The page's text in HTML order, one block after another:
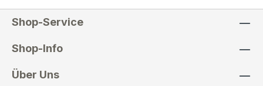
Shop-Service
Shop-Info
Über Uns